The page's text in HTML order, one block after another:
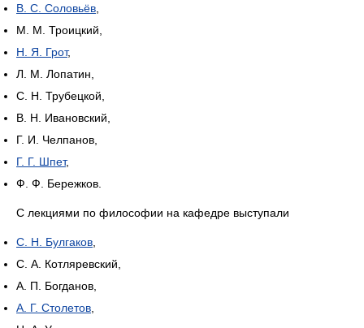
В. С. Соловьёв
М. М. Троицкий,
Н. Я. Грот,
Л. М. Лопатин,
С. Н. Трубецкой,
В. Н. Ивановский,
Г. И. Челпанов,
Г. Г. Шпет,
Ф. Ф. Бережков.
С лекциями по философии на кафедре выступали
С. Н. Булгаков
С. А. Котляревский,
А. П. Богданов,
А. Г. Столетов